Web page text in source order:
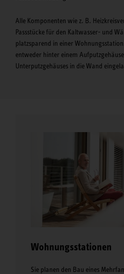
Alle Komponenten wie z. B.
Passstücke für den Kaltwasser- und
platzsparend in einer
entweder hinter einem
Unterputzgehäuses in die Wand
Wohnungsstationen
Sie planen den Bau eines